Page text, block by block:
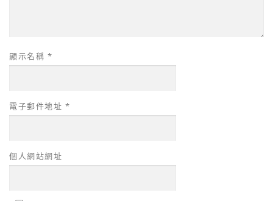
顯示名稱 *
電子郵件地址 *
個人網站網址